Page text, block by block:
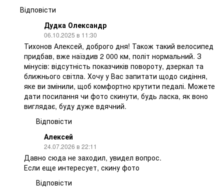
Відповісти
Дудка Олександр
06.10.2025 в 11:30
Тихонов Алексей, доброго дня! Також такий велосипед
придбав, вже наїздив 2 000 км, політ нормальний. З
мінусів: відсутність показчиків повороту, дзеркал та
ближнього світла. Хочу у Вас запитати щодо сидіння,
яке ви змінили, щоб комфортно крутити педалі. Можете
дати посилання чи фото скинути, будь ласка, як воно
виглядає, буду дуже вдячний.
Відповісти
Алексей
24.07.2026 в 22:11
Давно сюда не заходил, увидел вопрос.
Если еще интересует, скину фото
Відповісти